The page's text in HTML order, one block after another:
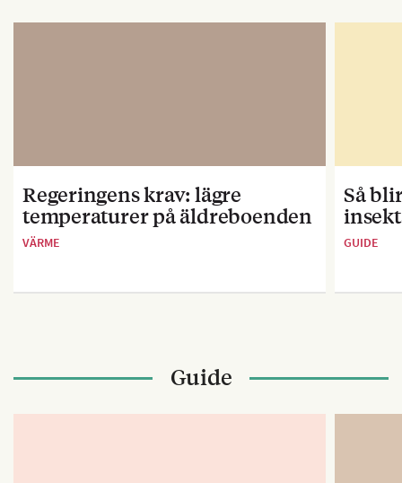
Regeringens krav: lägre
temperaturer på äldreboenden
VÄRME
Så
GUIDE
Guide